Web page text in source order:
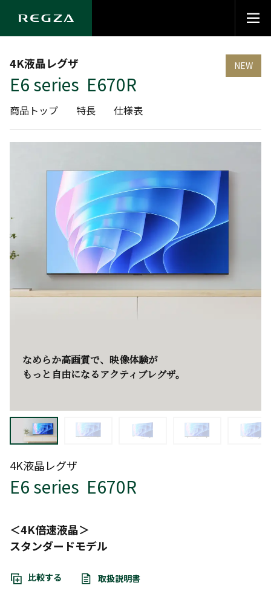
4K液晶レグザ
E6 series E670R
NEW
商品トップ 特長 仕様表
なめらか高画質で、映像体験が
もっと自由になるアクティブレグザ。
4K液晶レグザ
E6 series E670R
＜4K倍速液晶＞
スタンダードモデル
比較する 取扱説明書